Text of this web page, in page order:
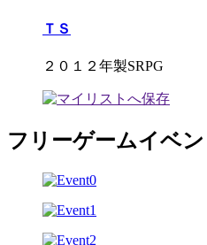
ＴＳ
２０１２年製SRPG
フリーゲームイベン